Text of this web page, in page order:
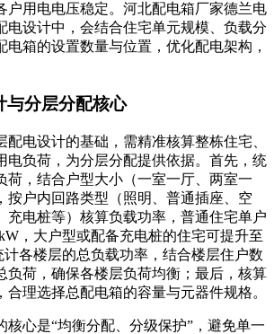
户用电电压稳定。河北配电箱厂家德兰电
电设计中，会结合住宅单元规模、负载分
电箱的设置数量与位置，优化配电架构，
与分层分配核心
配电设计的基础，需精准核算整栋住宅、
电负荷，为分层分配提供依据。首先，统
荷，结合户型大小（一室一厅、两室一
按户内回路类型（照明、普通插座、空
充电桩等）核算负载功率，普通住宅单户
，大户型或配备充电桩的住宅可提升至
计各楼层的总负载功率，结合楼层住户数
负荷，确保各楼层负荷均衡；最后，核算
合理选择总配电箱的容量与元器件规格。
核心是“均衡分配、分级保护”，避免单一